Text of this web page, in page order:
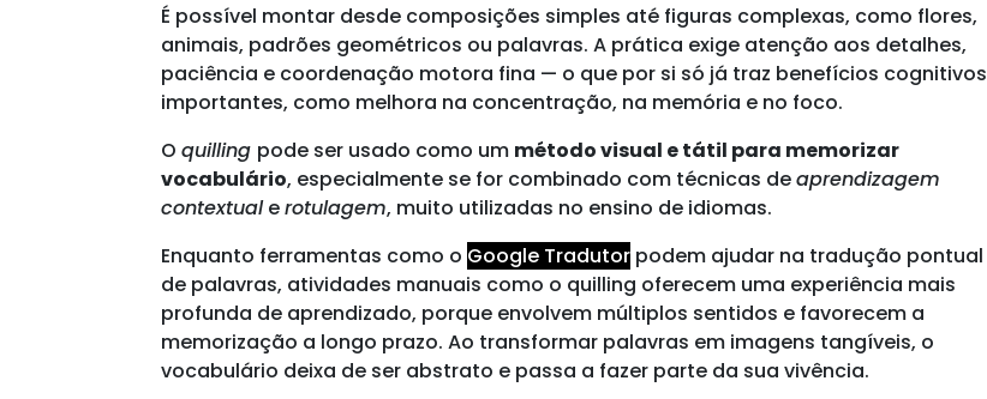
É possível montar desde composições simples até figuras complexas, como flores,
animais, padrões geométricos ou palavras. A prática exige atenção aos detalhes,
paciência e coordenação motora fina — o que por si só já traz benefícios cognitivos
importantes, como melhora na concentração, na memória e no foco.
Oquilling pode ser usado como um método visual e tátil para memorizar
vocabulário, especialmente se for combinado com técnicas deaprendizagem
contextualerotulagem, muito utilizadas no ensino de idiomas.
Enquanto ferramentas como o Google Tradutor podem ajudar na tradução pontual
de palavras, atividades manuais como o quilling oferecem uma experiência mais
profunda de aprendizado, porque envolvem múltiplos sentidos e favorecem a
memorização a longo prazo. Ao transformar palavras em imagens tangíveis, o
vocabulário deixa de ser abstrato e passa a fazer parte da sua vivência.